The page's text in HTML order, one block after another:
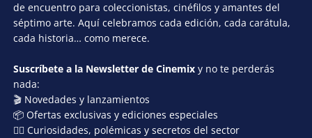
de encuentro para coleccionistas, cinéfilos y amantes del
séptimo arte. Aquí celebramos cada edición, cada carátula,
cada historia… como merece.
Suscríbete a la Newsletter de Cinemix y no te perderás
nada:
🎬 Novedades y lanzamientos
📦 Ofertas exclusivas y ediciones especiales
🕵️‍♂️ Curiosidades, polémicas y secretos del sector